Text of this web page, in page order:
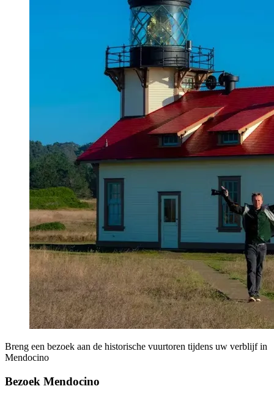
Breng een bezoek aan de historische vuurtoren tijdens uw verblijf in
Mendocino
Bezoek Mendocino